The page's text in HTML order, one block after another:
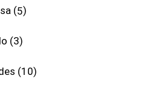
5
3
10